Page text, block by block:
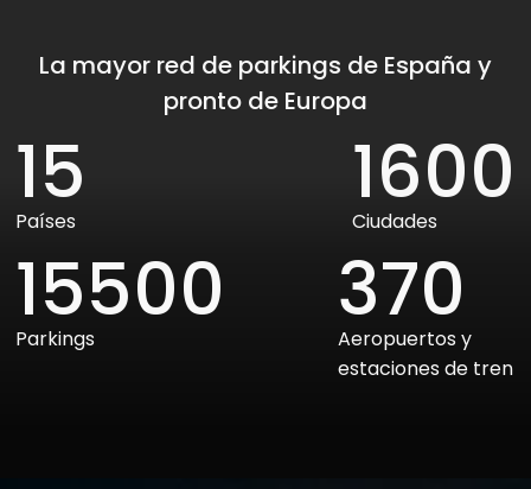
La mayor red de parkings de España y
pronto de Europa
15
Países 1600
Ciudades
15500
Parkings 370
Aeropuertos y
estaciones de tren